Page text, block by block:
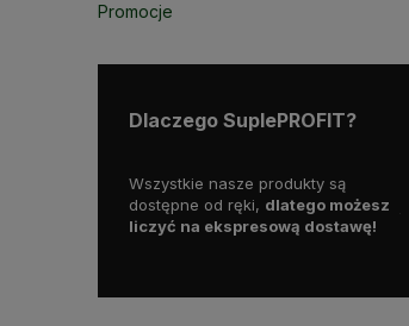
Promocje
Dlaczego SuplePROFIT?
Skorzystaj z darmowej dostawy
już od129 zł!